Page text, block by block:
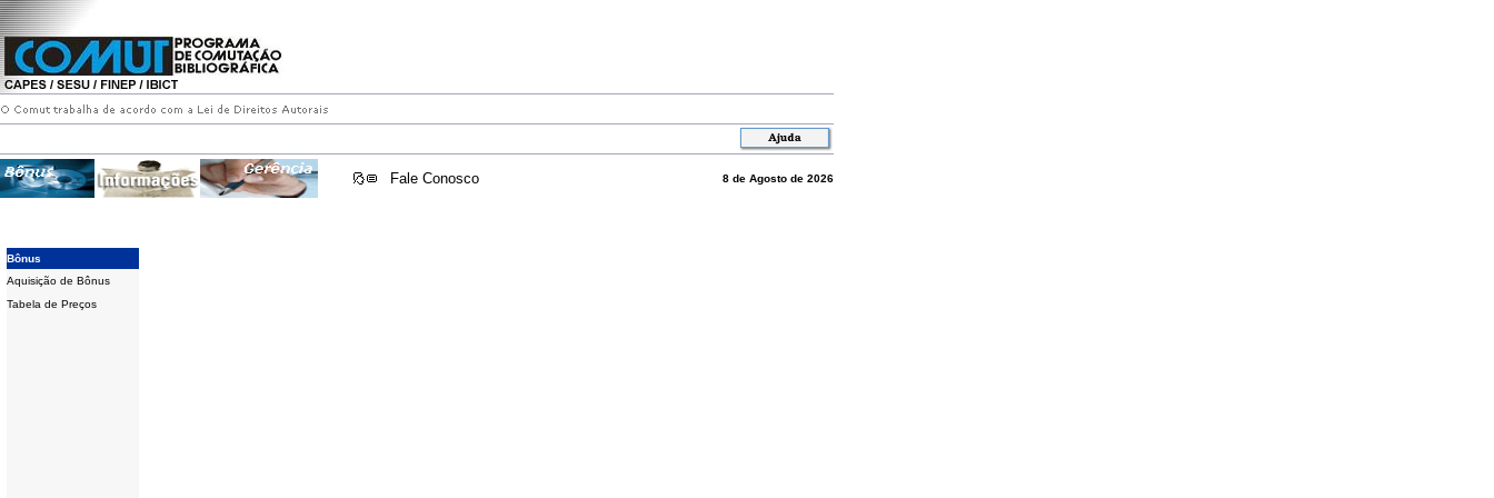
Fale Conosco 8 de Agosto de 2026
Bônus
Aquisição de Bônus
Tabela de Preços